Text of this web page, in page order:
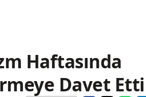
Haftasında
Davet Etti